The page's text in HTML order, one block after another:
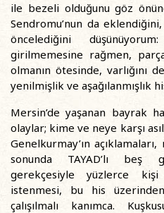
ile bezeli olduğunu göz
Sendromu’nun da
öncelediğini
girilmemesine rağmen,
olmanın ötesinde,
yenilmişlik ve aşağılanmışlık
Mersin’de yaşanan bayrak
olaylar; kime ve neye karşı
Genelkurmay’ın
sonunda TAYAD’lı beş
gerekçesiyle yüzlerce
istenmesi, bu his
çalışılmalı kanımca.